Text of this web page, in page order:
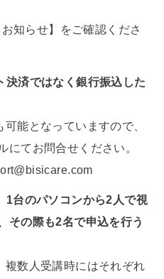
知らせ】をご確認くださ
決済ではなく銀行振込した
能となっていますので、
にてお問合せください。
1台のパソコンから2人で視
その際も2名で申込を行う
複数人受講時にはそれぞれ